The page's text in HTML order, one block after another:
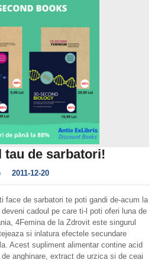
tau de sarbatori!
2011-12-20
face de sarbatori te poti gandi de-acum la
cadoul pe care ti-l poti oferi luna de
4Femina de la Zdrovit este singurul
si inlatura efectele secundare
Acest supliment alimentar contine acid
anghinare, extract de urzica si de ceai